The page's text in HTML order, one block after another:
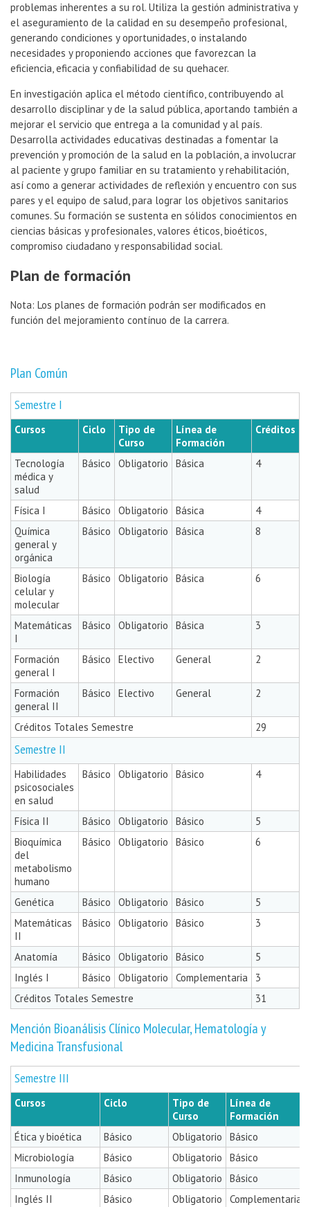
problemas inherentes a su rol. Utiliza la gestión administrativa y
el aseguramiento de la calidad en su desempeño profesional,
generando condiciones y oportunidades, o instalando
necesidades y proponiendo acciones que favorezcan la
eficiencia, eficacia y confiabilidad de su quehacer.
En investigación aplica el método científico, contribuyendo al
desarrollo disciplinar y de la salud pública, aportando también a
mejorar el servicio que entrega a la comunidad y al país.
Desarrolla actividades educativas destinadas a fomentar la
prevención y promoción de la salud en la población, a involucrar
al paciente y grupo familiar en su tratamiento y rehabilitación,
así como a generar actividades de reflexión y encuentro con sus
pares y el equipo de salud, para lograr los objetivos sanitarios
comunes. Su formación se sustenta en sólidos conocimientos en
ciencias básicas y profesionales, valores éticos, bioéticos,
compromiso ciudadano y responsabilidad social.
Plan de formación
Nota: Los planes de formación podrán ser modificados en
función del mejoramiento contínuo de la carrera.
Plan Común
Semestre I
Cursos Ciclo
Tipo de
Curso
Línea de
Formación
Créditos
Tecnología
médica y
salud
Básico Obligatorio Básica 4
Física I Básico Obligatorio Básica
4
Química
general y
orgánica
Básico Obligatorio Básica 8
Biología
celular y
molecular
Básico Obligatorio Básica 6
Matemáticas
I
Básico Obligatorio Básica 3
Formación
general I
Básico Electivo General 2
Formación
general II
Básico Electivo General 2
Créditos Totales Semestre 29
Semestre II
Habilidades
psicosociales
en salud
Básico Obligatorio Básico 4
Física II Básico Obligatorio Básico
5
Bioquímica
del
metabolismo
humano
Básico Obligatorio Básico 6
Genética Básico Obligatorio Básico
5
Matemáticas
II
Básico Obligatorio Básico 3
Anatomía Básico Obligatorio Básico
5
Inglés I
Básico Obligatorio Complementaria
3
Créditos Totales Semestre
31
Mención Bioanálisis Clínico Molecular, Hematología y
Medicina Transfusional
Semestre III
Cursos Ciclo
Tipo de
Curso
Línea de
Formación
Ética y bioética Básico Obligatorio Básico
Microbiología
Básico Obligatorio Básico
Inmunología
Básico Obligatorio Básico
Inglés II
Básico Obligatorio Complementaria